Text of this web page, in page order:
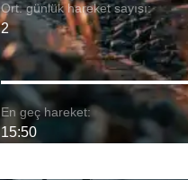
Ort. günlük hareket sayısı:
2
En geç hareket:
15:50